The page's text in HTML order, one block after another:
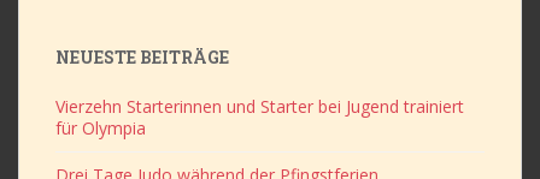
NEUESTE BEITRÄGE
Vierzehn Starterinnen und Starter bei Jugend trainiert
für Olympia